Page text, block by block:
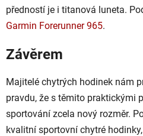
předností je i titanová luneta.
Garmin Forerunner 965.
Závěrem
Majitelé chytrých hodinek nám
pravdu, že s těmito praktickými
sportování zcela nový rozměr.
kvalitní sportovní chytré